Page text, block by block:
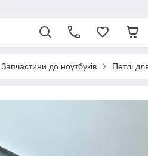
Запчастини до ноутбуків Петлі